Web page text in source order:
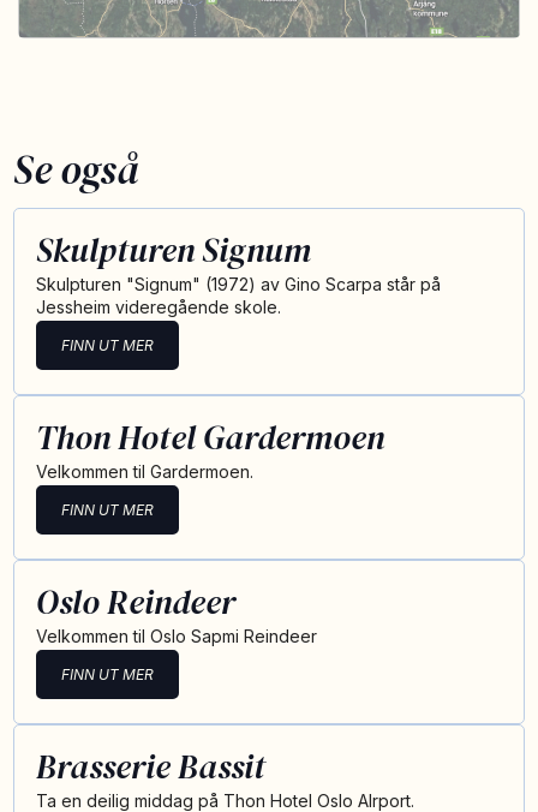
Se også
Skulpturen Signum
Skulpturen "Signum" (1972) av Gino Scarpa står på
Jessheim videregående skole.
FINN UT MER
Thon Hotel Gardermoen
Velkommen til Gardermoen.
FINN UT MER
Oslo Reindeer
Velkommen til Oslo Sapmi Reindeer
FINN UT MER
Brasserie Bassit
Ta en deilig middag på Thon Hotel Oslo AIrport.